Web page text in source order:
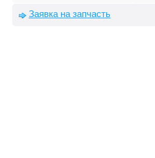
Заявка на запчасть